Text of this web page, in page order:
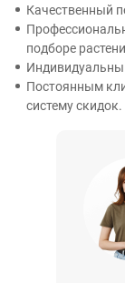
Качественный
подборе
Постоянным
систему скидок.